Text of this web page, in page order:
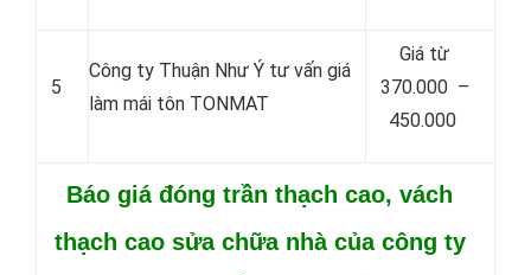
5
Công ty Thuận Như Ý tư vấn giá
làm mái tôn TONMAT
Giá từ
370.000 –
450.000
Báo giá đóng trần thạch cao, vách
thạch cao sửa chữa nhà của công ty